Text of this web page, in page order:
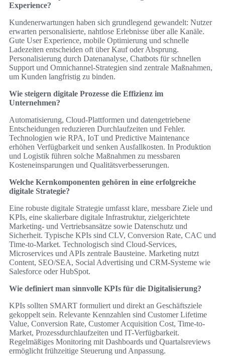
Experience?
Kundenerwartungen haben sich grundlegend gewandelt: Nutzer
erwarten personalisierte, nahtlose Erlebnisse über alle Kanäle.
Gute User Experience, mobile Optimierung und schnelle
Ladezeiten entscheiden oft über Kauf oder Absprung.
Personalisierung durch Datenanalyse, Chatbots für schnellen
Support und Omnichannel-Strategien sind zentrale Maßnahmen,
um Kunden langfristig zu binden.
Wie steigern digitale Prozesse die Effizienz im
Unternehmen?
Automatisierung, Cloud-Plattformen und datengetriebene
Entscheidungen reduzieren Durchlaufzeiten und Fehler.
Technologien wie RPA, IoT und Predictive Maintenance
erhöhen Verfügbarkeit und senken Ausfallkosten. In Produktion
und Logistik führen solche Maßnahmen zu messbaren
Kosteneinsparungen und Qualitätsverbesserungen.
Welche Kernkomponenten gehören in eine erfolgreiche
digitale Strategie?
Eine robuste digitale Strategie umfasst klare, messbare Ziele und
KPIs, eine skalierbare digitale Infrastruktur, zielgerichtete
Marketing- und Vertriebsansätze sowie Datenschutz und
Sicherheit. Typische KPIs sind CLV, Conversion Rate, CAC und
Time-to-Market. Technologisch sind Cloud-Services,
Microservices und APIs zentrale Bausteine. Marketing nutzt
Content, SEO/SEA, Social Advertising und CRM-Systeme wie
Salesforce oder HubSpot.
Wie definiert man sinnvolle KPIs für die Digitalisierung?
KPIs sollten SMART formuliert und direkt an Geschäftsziele
gekoppelt sein. Relevante Kennzahlen sind Customer Lifetime
Value, Conversion Rate, Customer Acquisition Cost, Time-to-
Market, Prozessdurchlaufzeiten und IT-Verfügbarkeit.
Regelmäßiges Monitoring mit Dashboards und Quartalsreviews
ermöglicht frühzeitige Steuerung und Anpassung.